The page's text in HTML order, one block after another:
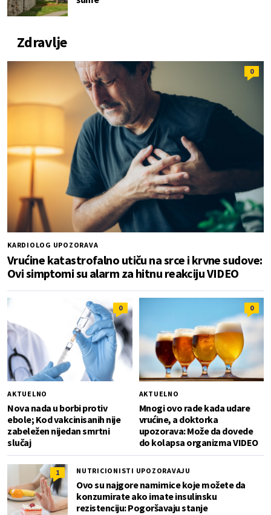
Zdravlje
0
KARDIOLOG UPOZORAVA
Vrućine katastrofalno utiču na srce i krvne sudove:
Ovi simptomi su alarm za hitnu reakciju VIDEO
0
AKTUELNO
Nova nada u borbi protiv
ebole; Kod vakcinisanih nije
zabeležen nijedan smrtni
slučaj
0
AKTUELNO
Mnogi ovo rade kada udare
vrućine, a doktorka
upozorava: Može da dovede
do kolapsa organizma VIDEO
1 NUTRICIONISTI UPOZORAVAJU
Ovo su najgore namirnice koje možete da
konzumirate ako imate insulinsku
rezistenciju: Pogoršavaju stanje